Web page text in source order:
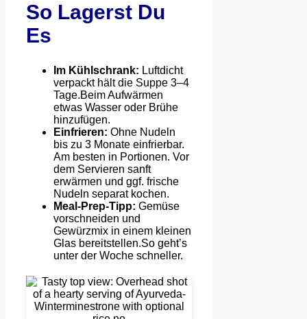
So Lagerst Du
Es
Im Kühlschrank: Luftdicht
verpackt hält die Suppe 3–4
Tage.Beim Aufwärmen
etwas Wasser oder Brühe
hinzufügen.
Einfrieren: Ohne Nudeln
bis zu 3 Monate einfrierbar.
Am besten in Portionen. Vor
dem Servieren sanft
erwärmen und ggf. frische
Nudeln separat kochen.
Meal-Prep-Tipp: Gemüse
vorschneiden und
Gewürzmix in einem kleinen
Glas bereitstellen.So geht’s
unter der Woche schneller.